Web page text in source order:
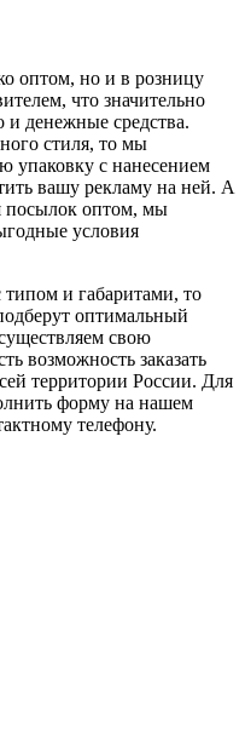
оптом, но и в розницу
что значительно
и денежные средства.
стиля, то мы
упаковку с нанесением
вашу рекламу на ней. А
посылок оптом, мы
условия
и габаритами, то
оптимальный
свою
возможность заказать
территории России. Для
форму на нашем
телефону.